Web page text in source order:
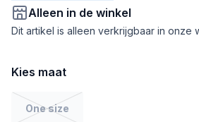
Alleen in de winkel
Dit artikel is alleen verkrijgbaar in onze
Kies maat
One size